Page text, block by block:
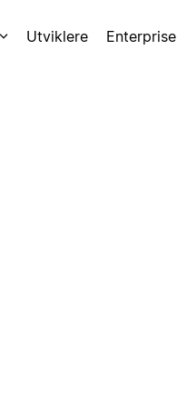
Utviklere Enterprise